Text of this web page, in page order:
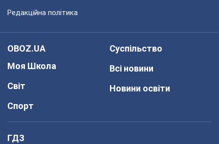
Редакційна політика
OBOZ.UA
Моя Школа
Світ
Спорт
Суспільство
Всі новини
Новини освіти
ГДЗ